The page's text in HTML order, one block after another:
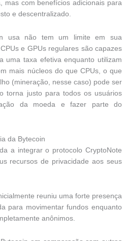
mas com benefícios adicionais para
e descentralizado.
usa não tem um limite em sua
e GPUs regulares são capazes
uma taxa efetiva enquanto utilizam
mais núcleos do que CPUs, o que
(mineração, nesse caso) pode ser
torna justo para todos os usuários
da moeda e fazer parte do
da Bytecoin
a integrar o protocolo CryptoNote
recursos de privacidade aos seus
reuniu uma forte presença
para movimentar fundos enquanto
anônimos.